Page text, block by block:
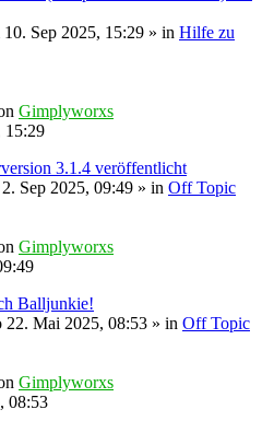
Sep 2025, 15:29 » in Hilfe zu
Gimplyworxs
15:29
3.1.4 veröffentlicht
Sep 2025, 09:49 » in Off Topic
Gimplyworxs
Balljunkie!
22. Mai 2025, 08:53 » in Off Topic
Gimplyworxs
08:53